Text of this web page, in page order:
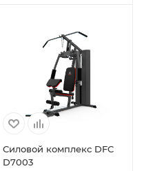
Силовой комплекс DFC
D7003